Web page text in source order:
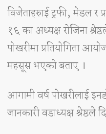
विजेताहरुाई ट्रफी, मेडल र
१६ का अध्यक्ष रोजिना
पोखरीमा प्रतियोगिता
महसूस भएको बताए ।
आगामी वर्ष पोखरीलाई
जानकारी वडाध्यक्ष श्रेष्ठले